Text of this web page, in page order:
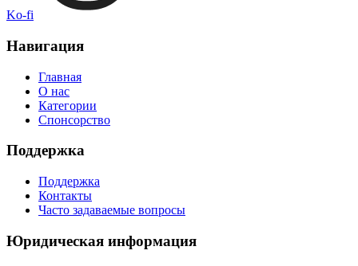
Ko-fi
Навигация
Главная
О нас
Категории
Спонсорство
Поддержка
Поддержка
Контакты
Часто задаваемые вопросы
Юридическая информация